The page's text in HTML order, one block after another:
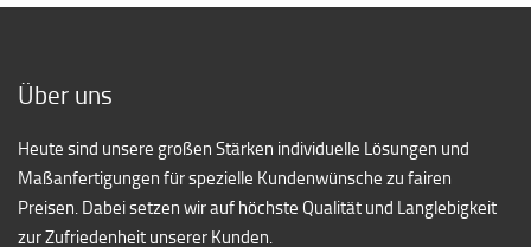
Über uns
Heute sind unsere großen Stärken individuelle Lösungen und
Maßanfertigungen für spezielle Kundenwünsche zu fairen
Preisen. Dabei setzen wir auf höchste Qualität und Langlebigkeit
zur Zufriedenheit unserer Kunden.